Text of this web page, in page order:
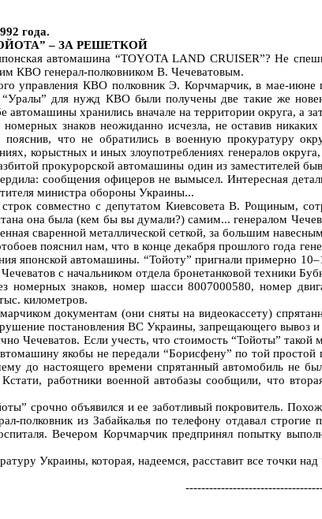
года.
– ЗА РЕШЕТКОЙ
автомашина “TOYOTA LAND CRUISER”? Не
КВО генерал-полковником В. Чечеватовым.
управления КВО полковник Э. Корчмарчик, в мае-
для нужд КВО были получены две такие же
хранились вначале на территории округа, а
знаков неожиданно исчезла, не оставив
что не обратились в военную прокуратуру
корыстных и иных злоупотреблениях генералов
прокурорской автомашины один из заместителей
сообщения офицеров не вымысел. Интересная
министра обороны Украины...
совместно с депутатом Киевсовета В. Рощиным,
она была (кем бы вы думали?) самим... генералом
сваренной металлической сеткой, за большим
пояснил нам, что в конце декабря прошлого года
японской автомашины. “Тойоту” пригнали примерно
с начальником отдела бронетанковой техники
номерных знаков, номер шасси 8007000580, номер
километров.
документам (они сняты на видеокассету)
постановления ВС Украины, запрещающего
Чечеватов. Если учесть, что стоимость “Тойоты”
якобы не передали “Борисфену” по той простой
до настоящего времени спрятанный автомобиль не
работники военной автобазы сообщили, что
срочно объявился и ее заботливый покровитель.
полковник из Забайкалья по телефону отдавал
Вечером Корчмарчик предпринял попытку
Украины, которая, надеемся, расставит все точки над